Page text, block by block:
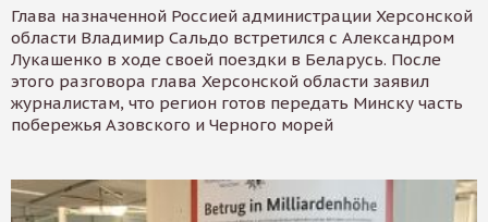
Глава назначенной Россией администрации Херсонской
области Владимир Сальдо встретился с Александром
Лукашенко в ходе своей поездки в Беларусь. После
этого разговора глава Херсонской области заявил
журналистам, что регион готов передать Минску часть
побережья Азовского и Черного морей